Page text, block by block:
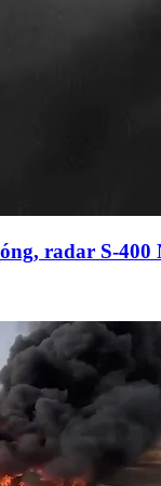
radar S-400